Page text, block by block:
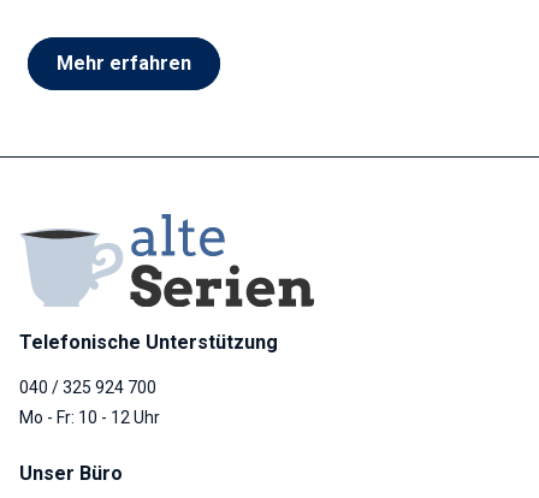
Mehr erfahren
Telefonische Unterstützung
040 / 325 924 700
Mo - Fr: 10 - 12 Uhr
Unser Büro